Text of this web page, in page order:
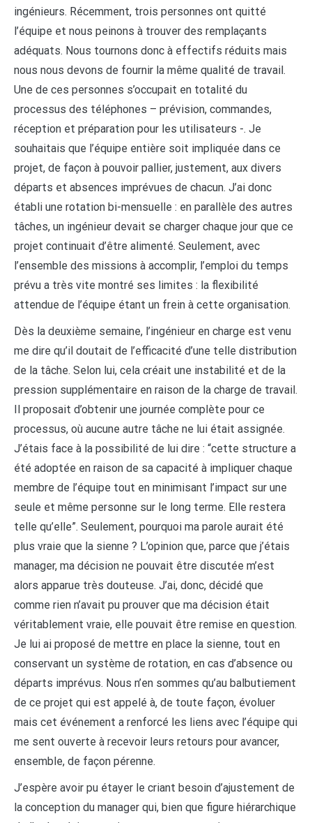
ingénieurs. Récemment, trois personnes ont quitté
l’équipe et nous peinons à trouver des remplaçants
adéquats. Nous tournons donc à effectifs réduits mais
nous nous devons de fournir la même qualité de travail.
Une de ces personnes s’occupait en totalité du
processus des téléphones – prévision, commandes,
réception et préparation pour les utilisateurs -. Je
souhaitais que l’équipe entière soit impliquée dans ce
projet, de façon à pouvoir pallier, justement, aux divers
départs et absences imprévues de chacun. J’ai donc
établi une rotation bi-mensuelle : en parallèle des autres
tâches, un ingénieur devait se charger chaque jour que ce
projet continuait d’être alimenté. Seulement, avec
l’ensemble des missions à accomplir, l’emploi du temps
prévu a très vite montré ses limites : la flexibilité
attendue de l’équipe étant un frein à cette organisation.
Dès la deuxième semaine, l’ingénieur en charge est venu
me dire qu’il doutait de l’efficacité d’une telle distribution
de la tâche. Selon lui, cela créait une instabilité et de la
pression supplémentaire en raison de la charge de travail.
Il proposait d’obtenir une journée complète pour ce
processus, où aucune autre tâche ne lui était assignée.
J’étais face à la possibilité de lui dire : “cette structure a
été adoptée en raison de sa capacité à impliquer chaque
membre de l’équipe tout en minimisant l’impact sur une
seule et même personne sur le long terme. Elle restera
telle qu’elle”. Seulement, pourquoi ma parole aurait été
plus vraie que la sienne ? L’opinion que, parce que j’étais
manager, ma décision ne pouvait être discutée m’est
alors apparue très douteuse. J’ai, donc, décidé que
comme rien n’avait pu prouver que ma décision était
véritablement vraie, elle pouvait être remise en question.
Je lui ai proposé de mettre en place la sienne, tout en
conservant un système de rotation, en cas d’absence ou
départs imprévus. Nous n’en sommes qu’au balbutiement
de ce projet qui est appelé à, de toute façon, évoluer
mais cet événement a renforcé les liens avec l’équipe qui
me sent ouverte à recevoir leurs retours pour avancer,
ensemble, de façon pérenne.
J’espère avoir pu étayer le criant besoin d’ajustement de
la conception du manager qui, bien que figure hiérarchique